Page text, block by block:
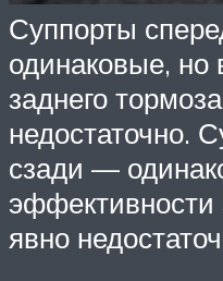
Суппорты
одинаковые, но
заднего
недостаточно.
сзади —
эффективности
явно